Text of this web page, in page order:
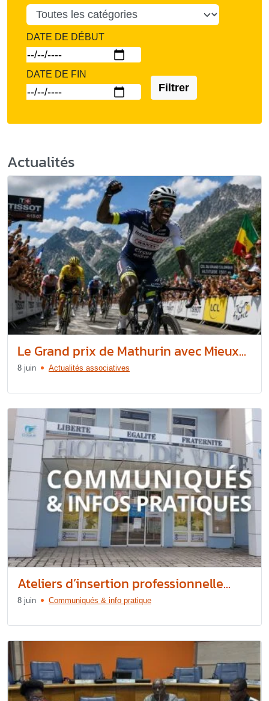
DATE DE DÉBUT
DATE DE FIN
Filtrer
Actualités
Le Grand prix de Mathurin avec Mieux...
8 juin Actualités associatives
Ateliers d’insertion professionnelle...
8 juin Communiqués & info pratique